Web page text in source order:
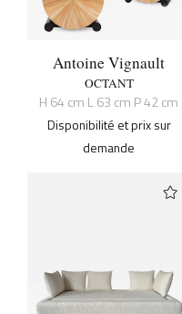
Antoine Vignault
OCTANT
H 64 cm L 63 cm P 42 cm
Disponibilité et prix sur
demande